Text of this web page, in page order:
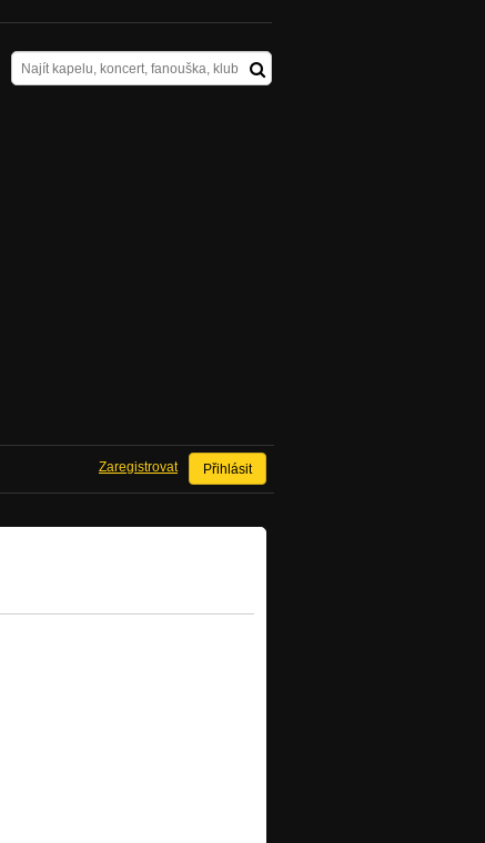
Přihlásit
Zaregistrovat